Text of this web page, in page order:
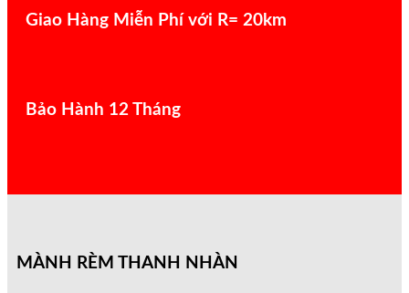
Giao Hàng Miễn Phí với R= 20km
Bảo Hành 12 Tháng
MÀNH RÈM THANH NHÀN